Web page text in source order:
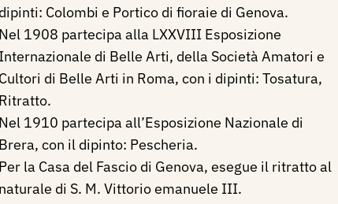
dipinti: Colombi e Portico di fioraie di Genova.
Nel 1908 partecipa alla LXXVIII Esposizione
Internazionale di Belle Arti, della Società Amatori e
Cultori di Belle Arti in Roma, con i dipinti: Tosatura,
Ritratto.
Nel 1910 partecipa all’Esposizione Nazionale di
Brera, con il dipinto: Pescheria.
Per la Casa del Fascio di Genova, esegue il ritratto al
naturale di S. M. Vittorio emanuele III.